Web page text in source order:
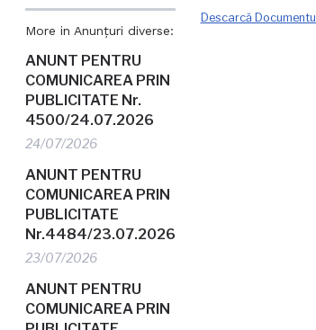
More in Anunțuri diverse:
ANUNT PENTRU
COMUNICAREA PRIN
PUBLICITATE Nr.
4500/24.07.2026
24/07/2026
ANUNT PENTRU
COMUNICAREA PRIN
PUBLICITATE
Nr.4484/23.07.2026
23/07/2026
ANUNT PENTRU
COMUNICAREA PRIN
Descarcă Documentul